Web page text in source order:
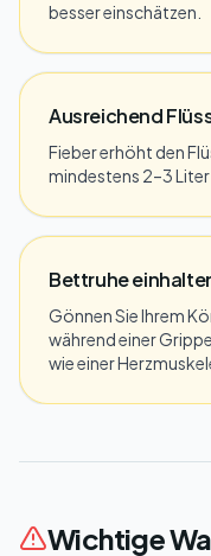
besser einschätzen.
Ausreichend
Fieber erhöht den
mindestens 2–3 Liter
Bettruhe
Gönnen Sie Ihrem
während einer
wie einer
Wichtige